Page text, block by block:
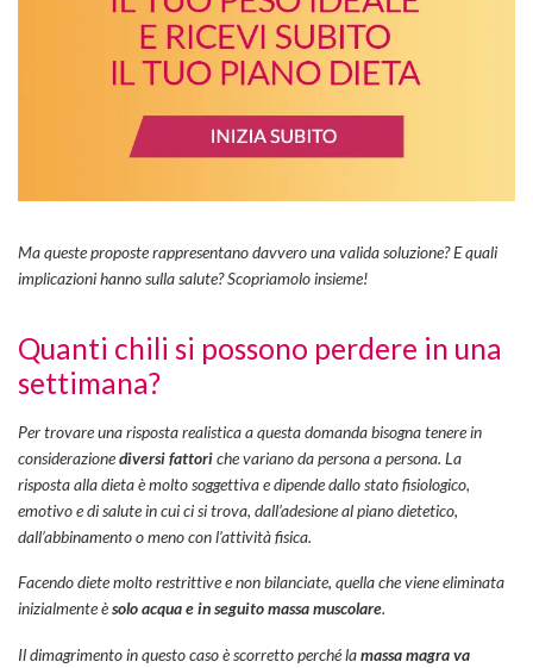
Ma queste proposte rappresentano davvero una valida soluzione? E quali
implicazioni hanno sulla salute? Scopriamolo insieme!
Quanti chili si possono perdere in una
settimana?
Per trovare una risposta realistica a questa domanda bisogna tenere in
considerazionediversi fattoriche variano da persona a persona. La
risposta alla dieta è molto soggettiva e dipende dallo stato fisiologico,
emotivo e di salute in cui ci si trova, dall’adesione al piano dietetico,
dall’abbinamento o meno con l’attività fisica.
Facendo diete molto restrittive e non bilanciate, quella che viene eliminata
inizialmente èsolo acqua e in seguito massa muscolare.
Il dimagrimento in questo caso è scorretto perché lamassa magra va